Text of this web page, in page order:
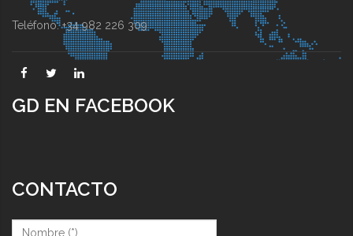
Teléfono: +34 982 226 309
GD EN FACEBOOK
CONTACTO
Nombre (*)*